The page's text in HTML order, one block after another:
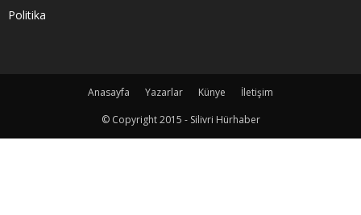
Politika
Anasayfa Yazarlar Künye
İletişim
© Copyright 2015 - Silivri Hürhaber